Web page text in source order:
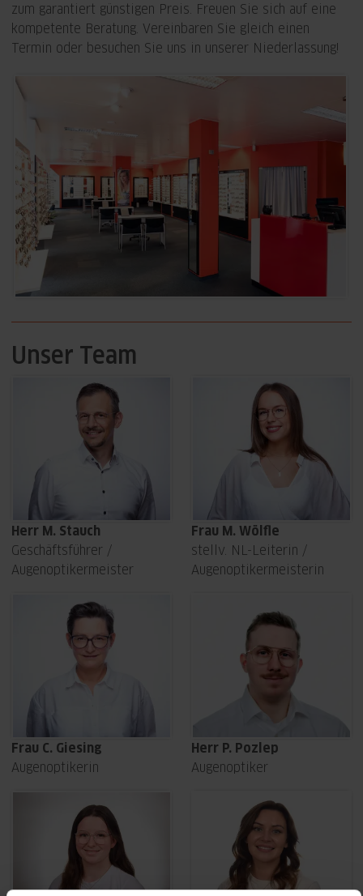
zum garantiert günstigen Preis. Freuen Sie sich auf eine
kompetente Beratung. Vereinbaren Sie gleich einen
Termin oder besuchen Sie uns in unserer Niederlassung!
Unser Team
Herr M. Stauch
Geschäftsführer /
Augenoptikermeister
Frau M. Wölfle
stellv. NL-Leiterin /
Augenoptikermeisterin
Frau C. Giesing
Augenoptikerin
Herr P. Pozlep
Augenoptiker